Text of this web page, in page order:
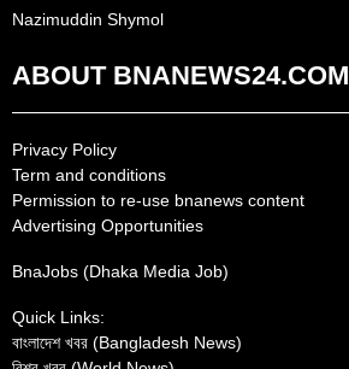
Nazimuddin Shymol
ABOUT BNANEWS24.COM
Privacy Policy
Term and conditions
Permission to re-use bnanews content
Advertising Opportunities
BnaJobs (Dhaka Media Job)
Quick Links:
বাংলাদেশ খবর (Bangladesh News)